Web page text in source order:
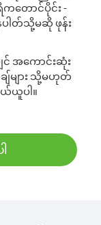
ကတောင်ပိုင်း -
ါတ်သို့မဆို ဖုန်း
အကောင်းဆုံး
ျ်များ သို့မဟုတ်
ယူပါ။